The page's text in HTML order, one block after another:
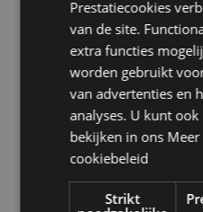
worden geleverd met
de brander op kunt
is niet hittebestendig
alsnog op een
gebruikt zoals
Product Bron:
Zoekt u meer
Lees dan onze
Prestatiecookies
van de site.
extra functies
worden gebruikt
van advertenties en
analyses. U kunt
bekijken in ons
cookiebeleid
Strikt